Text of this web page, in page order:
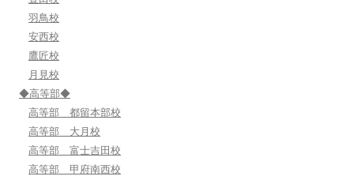
羽鳥校
安西校
鷹匠校
月見校
◆高等部◆
高等部 都留本部校
高等部 大月校
高等部 富士吉田校
高等部 甲府南西校